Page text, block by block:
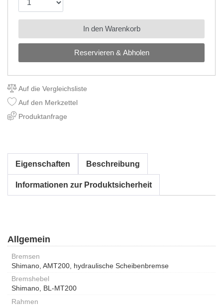
Reservieren & Abholen
In den Warenkorb
Auf die Vergleichsliste
Auf den Merkzettel
Produktanfrage
Eigenschaften Beschreibung
Informationen zur Produktsicherheit
Allgemein
Bremsen
Shimano, AMT200, hydraulische Scheibenbremse
Bremshebel
Shimano, BL-MT200
Rahmen